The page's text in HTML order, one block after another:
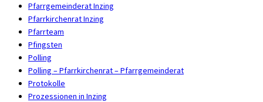
Pfarrgemeinderat Inzing
Pfarrkirchenrat Inzing
Pfarrteam
Pfingsten
Polling
Polling – Pfarrkirchenrat – Pfarrgemeinderat
Protokolle
Prozessionen in Inzing